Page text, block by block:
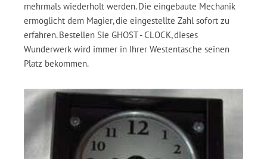
mehrmals wiederholt werden. Die eingebaute Mechanik
ermöglicht dem Magier, die eingestellte Zahl sofort zu
erfahren. Bestellen Sie GHOST - CLOCK, dieses
Wunderwerk wird immer in Ihrer Westentasche seinen
Platz bekommen.